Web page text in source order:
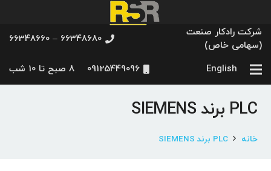
شرکت رادکار صنعت
(سهامی خاص)
66348680 – 66348660
English
09125449096 8 صبح تا 10 شب
PLC برند SIEMENS
خانه PLC برند SIEMENS